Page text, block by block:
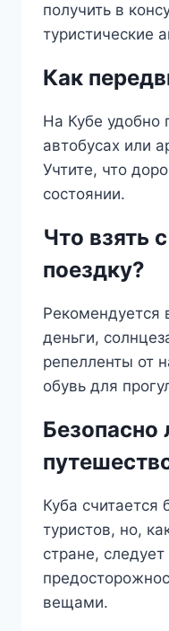
получить в
туристические
Как
На Кубе удобно
автобусах или
Учтите, что
состоянии.
Что взять
поездку?
Рекомендуется
деньги,
репелленты от
обувь для
Безопасно
Куба считается
туристов, но,
стране,
вещами.